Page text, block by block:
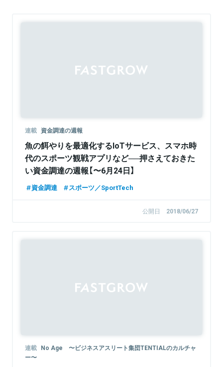
連載 資金調達の週報
魚の餌やりを最適化するIoTサービス、スマホ時
代のスポーツ観戦アプリなど──押さえておきた
い資金調達の週報【〜6月24日】
資金調達 スポーツ／SportTech
公開日 2018/06/27
連載 No Age 〜ビジネスアスリート集団TENTIALのカルチャ
ー〜